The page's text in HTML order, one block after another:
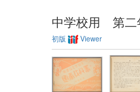
中学校用 第二
初版 Viewer